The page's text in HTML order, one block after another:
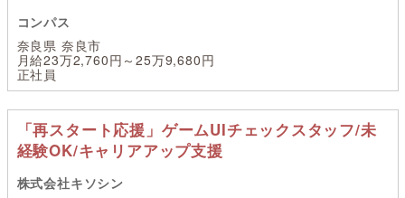
コンパス
奈良県 奈良市
月給23万2,760円～25万9,680円
正社員
「再スタート応援」ゲームUIチェックスタッフ/未
経験OK/キャリアアップ支援
株式会社キソシン